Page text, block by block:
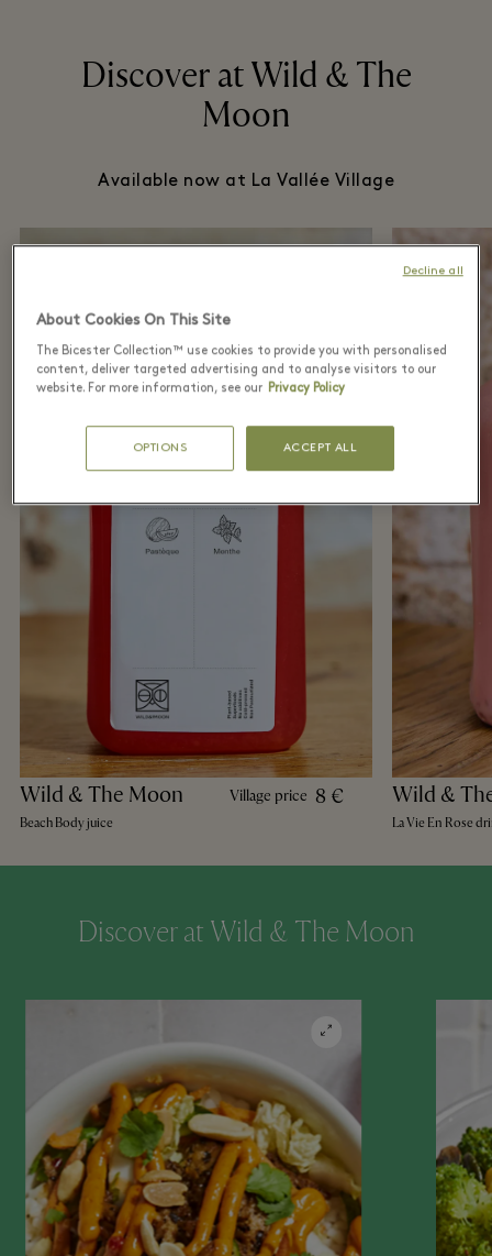
Discover at Wild & The
Moon
Available now at La Vallée Village
Wild & The Moon
Beach Body juice
Village price 8 € Wild &
La Vie En Rose
Discover at Wild & The Moon
About Cookies On This Site
The Bicester Collection™ use cookies to provide you with personalised
content, deliver targeted advertising and to analyse visitors to our
website. For more information, see our Privacy Policy
OPTIONS ACCEPT ALL
Decline all